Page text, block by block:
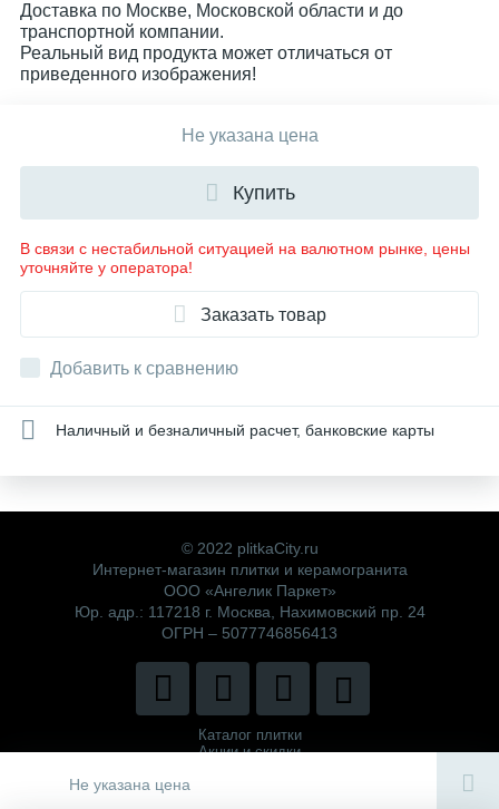
Доставка по Москве, Московской области и до
транспортной компании.
Реальный вид продукта может отличаться от
приведенного изображения!
Не указана цена
Не указана цена
Купить
В связи с нестабильной ситуацией на валютном рынке, цены
уточняйте у оператора!
Заказать товар
Добавить к сравнению
Наличный и безналичный расчет, банковские карты
© 2022 plitkaCity.ru
Интернет-магазин плитки и керамогранита
ООО «Ангелик Паркет»
Юр. адр.: 117218 г. Москва, Нахимовский пр. 24
ОГРН – 5077746856413
Каталог плитки
Акции и скидки